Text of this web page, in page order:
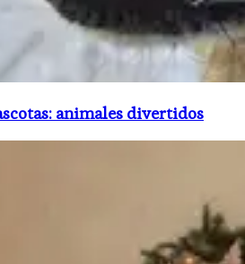
animales divertidos